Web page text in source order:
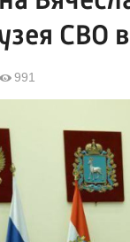
СВО
991